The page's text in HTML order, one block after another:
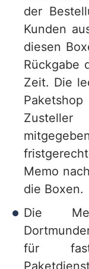
der
Kunden
diesen
Rückgabe
Zeit. Die
Memo
die Boxen.
Die
für